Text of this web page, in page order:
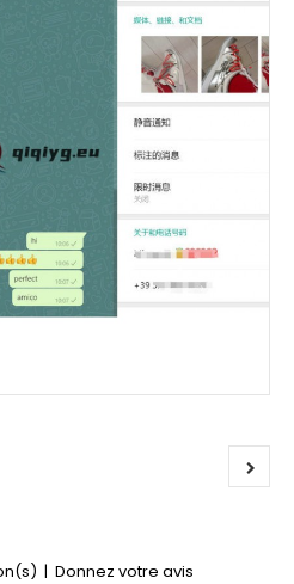
| Donnez votre avis